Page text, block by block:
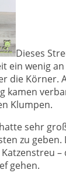
Dieses
ein wenig
die Körner.
kamen
Klumpen.
sehr
zu geben.
gehen.